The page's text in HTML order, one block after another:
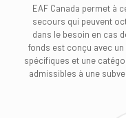
EAF Canada permet à
secours qui peuvent
dans le besoin en cas
fonds est conçu avec
spécifiques et une
admissibles à une